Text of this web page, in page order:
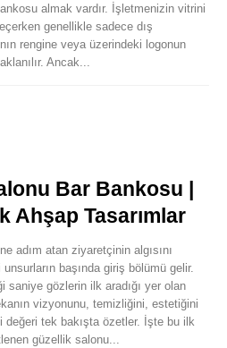
almak vardır. İşletmenizin vitrini
genellikle sadece dış
rengine veya üzerindeki logonun
Ancak...
Bar Bankosu |
Ahşap Tasarımlar
adım atan ziyaretçinin algısını
başında giriş bölümü gelir.
saniye gözlerin ilk aradığı yer olan
vizyonunu, temizliğini, estetiğini
değeri tek bakışta özetler. İşte bu ilk
güzellik salonu...